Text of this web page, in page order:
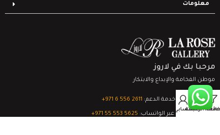
معلومات
مرحبا بك في لاروز
موطن الفخامة والإبداع والابتكار
تواصل مع خدمة الدعم: ‎+971 6 556 2611
الدعم الفني عبر الواتساب: ‎+971 55 553 5625
قائمة الرغبات
0
السلةحسابي